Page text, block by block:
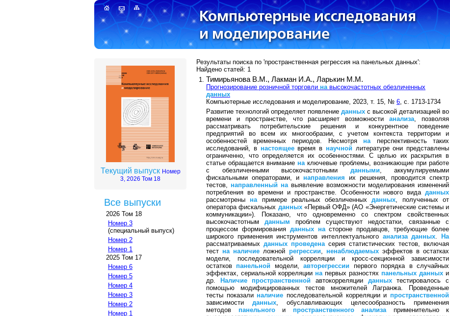
Текущий выпуск Номер
3, 2026 Том 18
Все выпуски
2026 Том 18
Номер 3
(специальный выпуск)
Номер 2
Номер 1
2025 Том 17
Номер 6
Номер 5
Номер 4
Номер 3
Номер 2
Номер 1
Результаты поиска по 'пространственная регрессия на панельных данных':
Найдено статей: 1
Тимирьянова В.М., Лакман И.А., Ларькин М.М.
Прогнозирование розничной торговли навысокочастотных обезличенных
данных
Компьютерные исследования и моделирование, 2023, т. 15, № 6, с. 1713-1734
Развитие технологий определяет появление данных с высокой детализацией во
времени и пространстве, что расширяет возможностианализа, позволяя
рассматривать потребительские решения и конкурентное поведение
предприятий во всем их многообразии, с учетом контекста территории и
особенностей временных периодов. Несмотря наперспективность таких
исследований, в настоящеевремя в научной литературе они представлены
ограниченно, что определяется их особенностями. С целью их раскрытия в
статье обращается внимание наключевые проблемы, возникающие при работе
с обезличенными высокочастотными данными, аккумулируемыми
фискальными операторами, и направления их решения, проводится спектр
тестов, направленный навыявление возможности моделирования изменений
потребления во времени и пространстве. Особенности нового вида данных
рассмотрены напримере реальных обезличенныхданных, полученных от
оператора фискальных данных«Первый ОФД» (АО «Энергетические системы и
коммуникации»). Показано, что одновременно со спектром свойственных
высокочастотным данным проблем существуют недостатки, связанные с
процессом формирования данных настороне продавцов, требующие более
широкого применения инструментов интеллектуального анализа данных.
На
рассматриваемых данных проведенасерия статистических тестов, включая
тест на наличие ложной регрессии, ненаблюдаемыхэффектов в остатках
модели, последовательной корреляции и кросс-секционной зависимости
остатков панельной модели,авторегрессии первого порядка в случайных
эффектах, сериальной корреляции напервых разностях панельных данных и
др.
Наличие пространственной автокорреляции данныхтестировалось с
помощью модифицированных тестов множителей Лагранжа. Проведенные
тесты показали наличие последовательной корреляции и пространственной
зависимости данных, обуславливающих целесообразность применения
методов панельногои пространственного анализаприменительно к